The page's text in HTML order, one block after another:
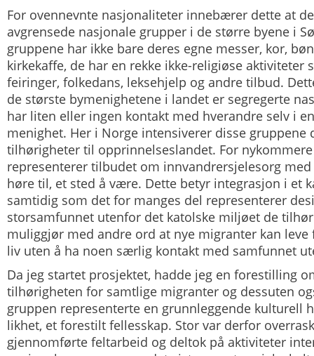
For ovennevnte nasjonaliteter innebærer dette at
avgrensede nasjonale grupper i de større byene i
gruppene har ikke bare deres egne messer, kor,
kirkekaffe, de har en rekke ikke-religiøse aktiviteter
feiringer, folkedans, leksehjelp og andre tilbud.
de største bymenighetene i landet er segregerte
har liten eller ingen kontakt med hverandre selv i
menighet. Her i Norge intensiverer disse gruppene
tilhørigheter til opprinnelseslandet. For
representerer tilbudet om innvandrersjelesorg
høre til, et sted å være. Dette betyr integrasjon i et
samtidig som det for manges del representerer
storsamfunnet utenfor det katolske miljøet de
muliggjør med andre ord at nye migranter kan leve
liv uten å ha noen særlig kontakt med samfunnet
Da jeg startet prosjektet, hadde jeg en forestilling
tilhørigheten for samtlige migranter og dessuten
gruppen representerte en grunnleggende kulturell
likhet, et forestilt fellesskap. Stor var derfor
gjennomførte feltarbeid og deltok på aktiviteter